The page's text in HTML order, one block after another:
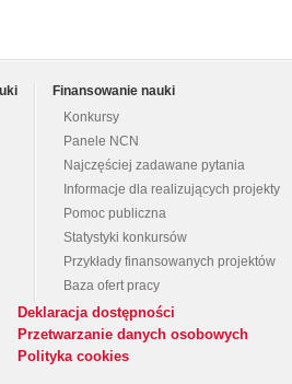
Finansowanie nauki
Konkursy
Panele NCN
Najczęściej zadawane pytania
Informacje dla realizujących projekty
Pomoc publiczna
Statystyki konkursów
Przykłady finansowanych projektów
Baza ofert pracy
Deklaracja dostępności
Przetwarzanie danych osobowych
Polityka cookies